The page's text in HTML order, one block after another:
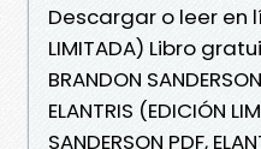
Descargar o leer en
LIMITADA) Libro
BRANDON
ELANTRIS (EDICIÓN
SANDERSON PDF,